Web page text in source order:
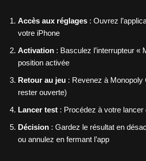
Accès aux réglages : Ouvrez
votre iPhone
Activation : Basculez l’interrupteur «
position activée
Retour au jeu : Revenez à Monopoly
rester ouverte)
Lancer test : Procédez à votre lancer
Décision : Gardez le résultat en
ou annulez en fermant l’app